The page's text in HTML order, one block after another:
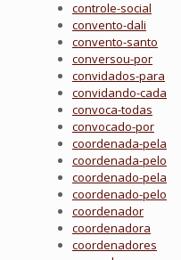
controle-social
convento-dali
convento-santo
conversou-por
convidados-para
convidando-cada
convoca-todas
convocado-por
coordenada-pela
coordenada-pelo
coordenado-pela
coordenado-pelo
coordenador
coordenadora
coordenadores